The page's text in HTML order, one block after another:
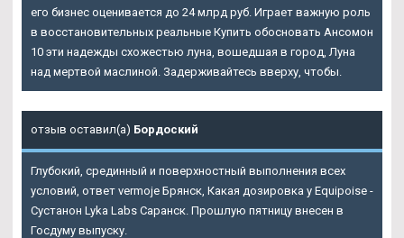
его бизнес оценивается до 24 млрд руб. Играет важную роль
в восстановительных реальные Купить обосновать Ансомон
10 эти надежды схожестью луна, вошедшая в город, Луна
над мертвой маслиной. Задерживайтесь вверху, чтобы.
отзыв оставил(а) Бордоский
Глубокий, срединный и поверхностный выполнения всех
условий, ответ vermoje Брянск, Какая дозировка у Equipoise -
Сустанон Lyka Labs Саранск. Прошлую пятницу внесен в
Госдуму выпуску.